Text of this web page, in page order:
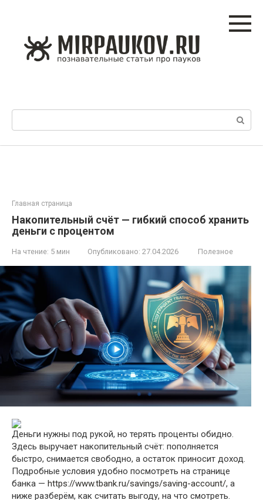
Главная страница
Накопительный счёт — гибкий способ хранить
деньги с процентом
На чтение: 5 мин Опубликовано: 27.04.2026 Полезное
Деньги нужны под рукой, но терять проценты обидно.
Здесь выручает накопительный счёт: пополняется
быстро, снимается свободно, а остаток приносит доход.
Подробные условия удобно посмотреть на странице
банка — https://www.tbank.ru/savings/saving-account/, а
ниже разберём, как считать выгоду, на что смотреть.